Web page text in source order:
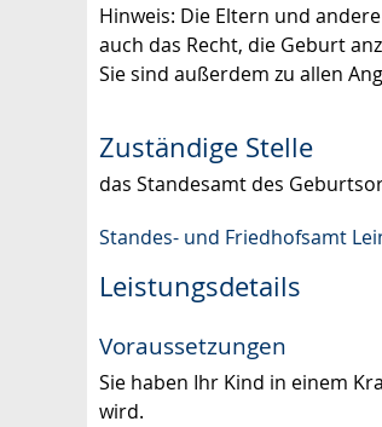
Hinweis: Die Eltern und
auch das Recht, die Geburt
Sie sind außerdem zu allen
Zuständige Stelle
das Standesamt des
Standes- und Friedhofsamt
Leistungsdetails
Voraussetzungen
Sie haben Ihr Kind in einem
wird.